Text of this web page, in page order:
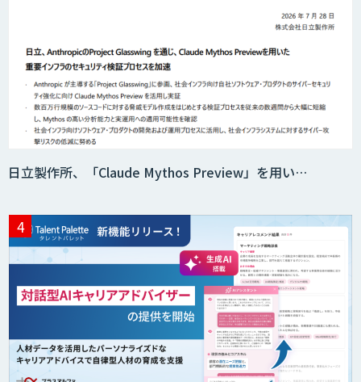
日立製作所、「Claude Mythos Preview」を用い…